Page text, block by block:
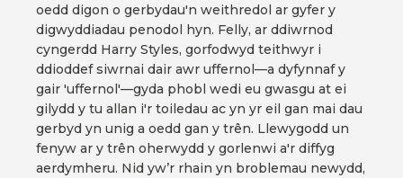
oedd digon o gerbydau'n weithredol ar gyfer y
digwyddiadau penodol hyn. Felly, ar ddiwrnod
cyngerdd Harry Styles, gorfodwyd teithwyr i
ddioddef siwrnai dair awr uffernol—a dyfynnaf y
gair 'uffernol'—gyda phobl wedi eu gwasgu at ei
gilydd y tu allan i'r toiledau ac yn yr eil gan mai dau
gerbyd yn unig a oedd gan y trên. Llewygodd un
fenyw ar y trên oherwydd y gorlenwi a'r diffyg
aerdymheru. Nid yw’r rhain yn broblemau newydd,